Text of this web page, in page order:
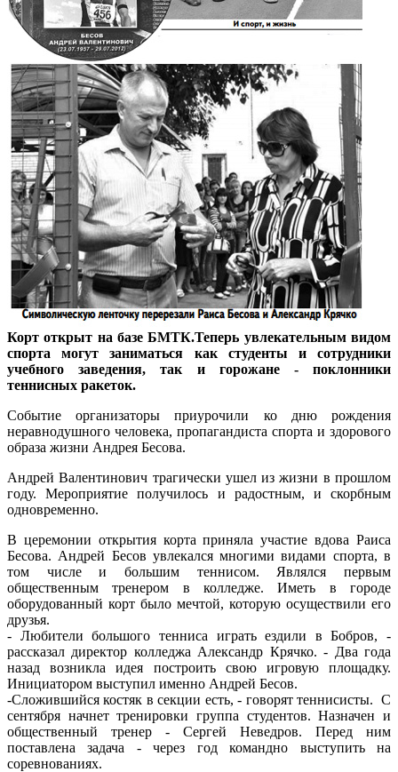
Корт открыт на базе БМТК.Теперь увлекательным видом
спорта могут заниматься как студенты и сотрудники
учебного заведения, так и горожане - поклонники
теннисных ракеток.
Событие организаторы приурочили ко дню рождения
неравнодушного человека, пропагандиста спорта и здорового
образа жизни Андрея Бесова.
Андрей Валентинович трагически ушел из жизни в прошлом
году. Мероприятие получилось и радостным, и скорбным
одновременно.
В церемонии открытия корта приняла участие вдова Раиса
Бесова. Андрей Бесов увлекался многими видами спорта, в
том числе и большим теннисом. Являлся первым
общественным тренером в колледже. Иметь в городе
оборудованный корт было мечтой, которую осуществили его
друзья.
- Любители большого тенниса играть ездили в Бобров, -
рассказал директор колледжа Александр Крячко. - Два года
назад возникла идея построить свою игровую площадку.
Инициатором выступил именно Андрей Бесов.
-Сложившийся костяк в секции есть, - говорят теннисисты. С
сентября начнет тренировки группа студентов. Назначен и
общественный тренер - Сергей Неведров. Перед ним
поставлена задача - через год командно выступить на
соревнованиях.